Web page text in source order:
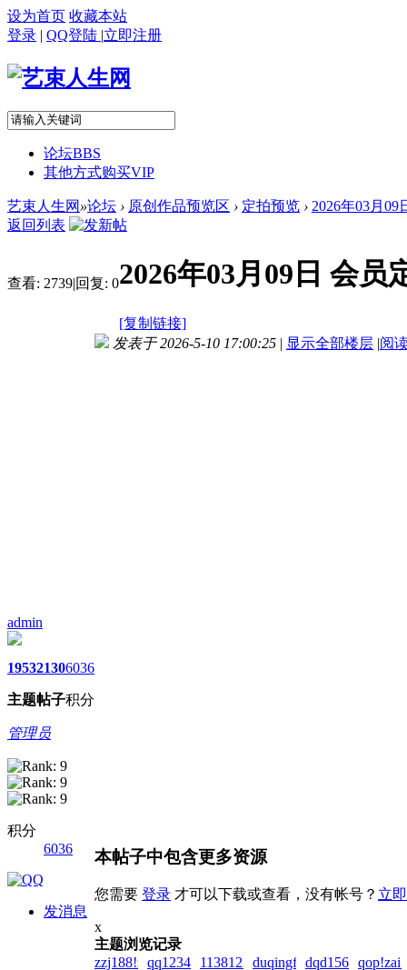
设为首页 收藏本站
登录 | QQ登陆 |立即注册
论坛BBS
其他方式购买VIP
艺束人生网 »论坛 › 原创作品预览区 › 定拍预览 › 2026年03月
返回列表
查看: 2739|回复: 02026年03月09日 会
[复制链接]
admin
1953
主题
2130
帖子
6036
积分
管理员
积分
6036
发消息
发表于 2026-5-10 17:00:25 | 显示全部楼层 |阅
本帖子中包含更多资源
您需要 登录 才可以下载或查看，没有帐号？ 立
x
主题浏览记录
zzj188!zai!2026-qq12345!zai!2026-1138123980!zai!2026-
duqingfeiwu10!zai!2026-